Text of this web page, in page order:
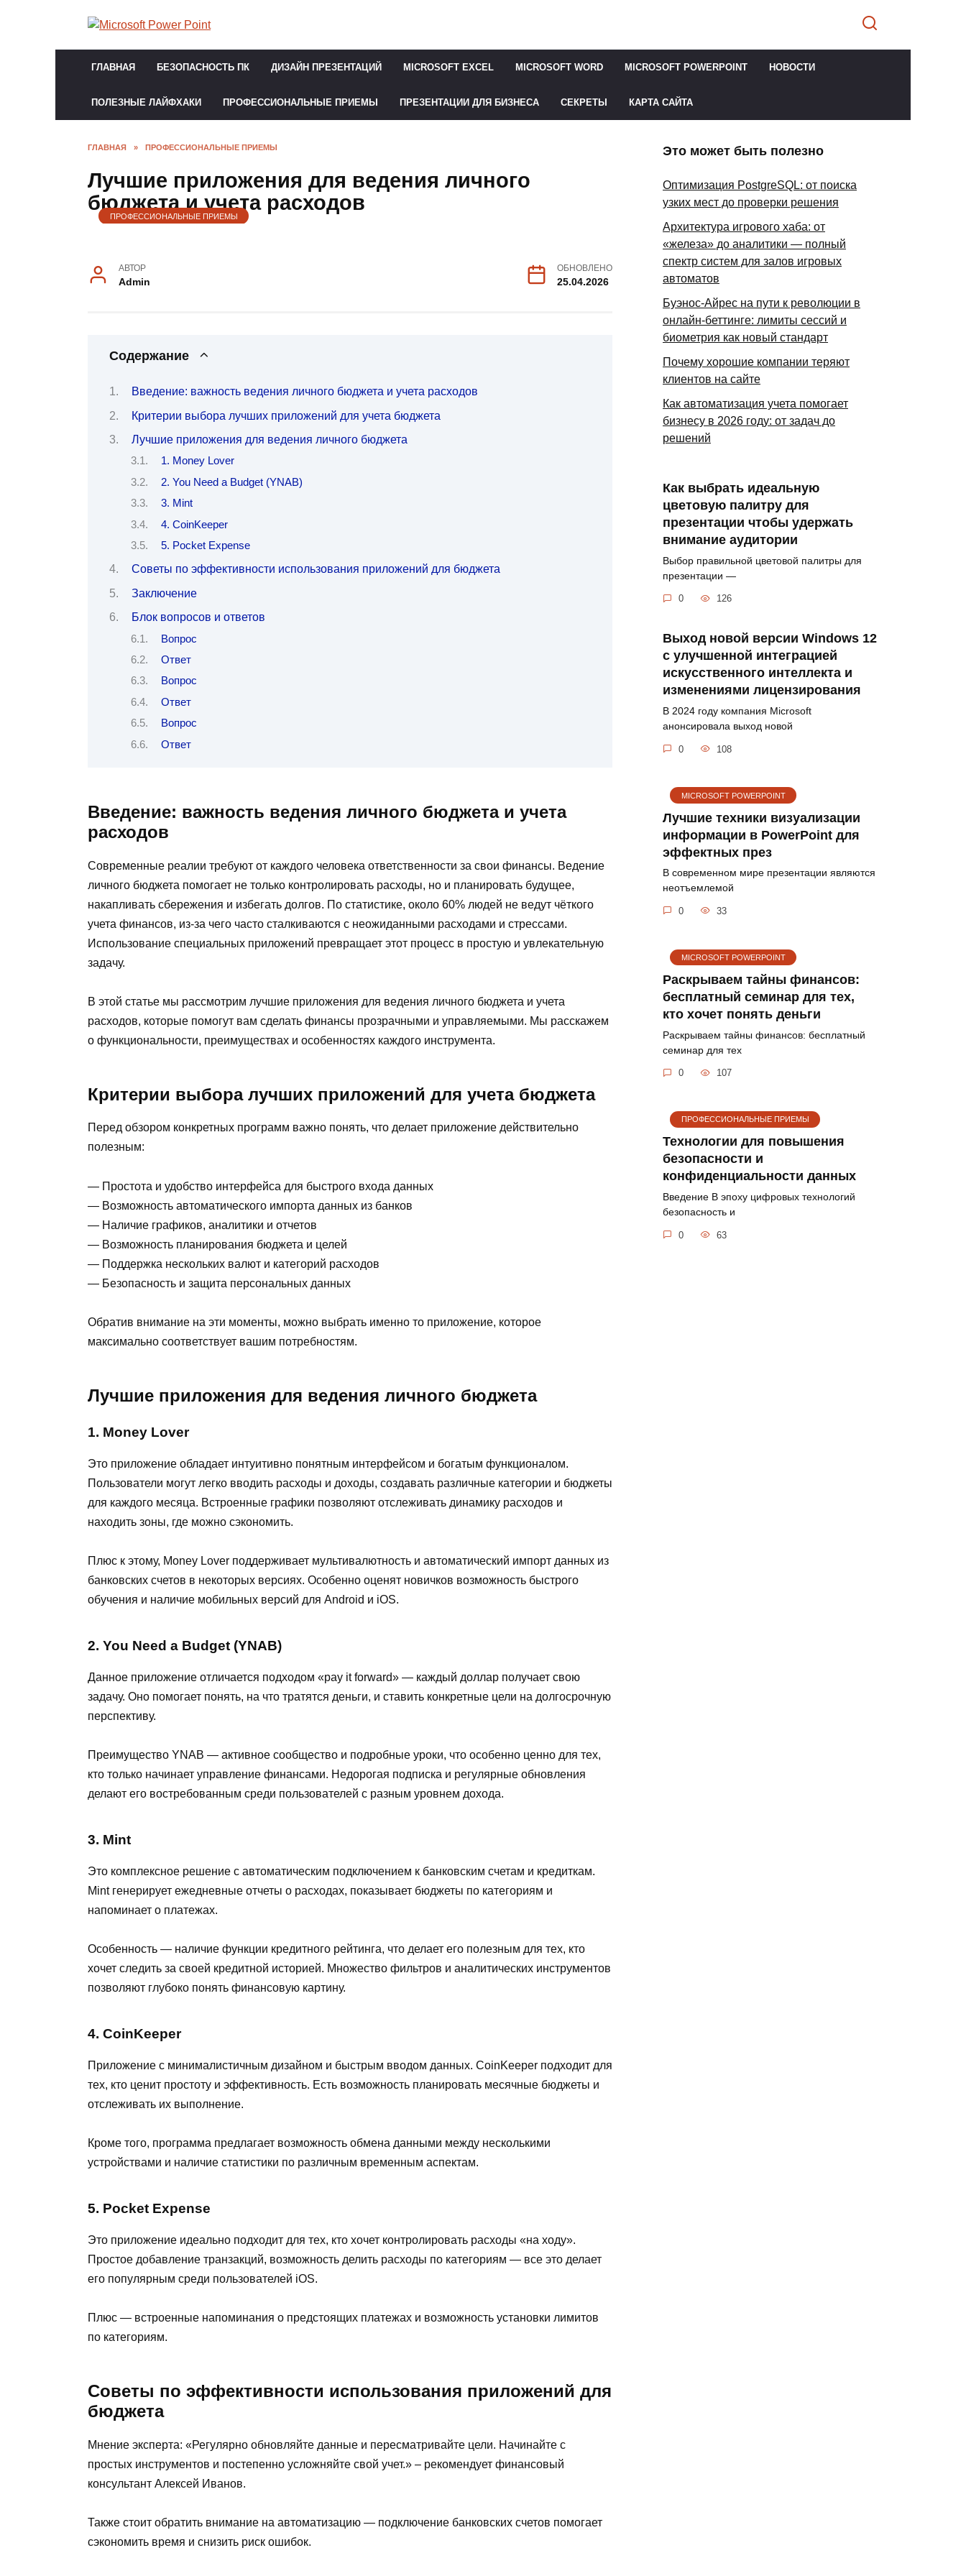
ГЛАВНАЯ БЕЗОПАСНОСТЬ ПК ДИЗАЙН ПРЕЗЕНТАЦИЙ MICROSOFT EXCEL MICROSOFT WORD MICROSOFT POWERPOINT НОВОСТИ
ПОЛЕЗНЫЕ ЛАЙФХАКИ ПРОФЕССИОНАЛЬНЫЕ ПРИЕМЫ ПРЕЗЕНТАЦИИ ДЛЯ БИЗНЕСА СЕКРЕТЫ КАРТА САЙТА
ГЛАВНАЯ » ПРОФЕССИОНАЛЬНЫЕ ПРИЕМЫ
Лучшие приложения для ведения личного
бюджета и учета расходов
ПРОФЕССИОНАЛЬНЫЕ ПРИЕМЫ
АВТОР
Admin
ОБНОВЛЕНО
25.04.2026
Содержание
Введение: важность ведения личного бюджета и учета расходов
Критерии выбора лучших приложений для учета бюджета
Лучшие приложения для ведения личного бюджета
1. Money Lover
2. You Need a Budget (YNAB)
3. Mint
4. CoinKeeper
5. Pocket Expense
Советы по эффективности использования приложений для бюджета
Заключение
Блок вопросов и ответов
Вопрос
Ответ
Вопрос
Ответ
Вопрос
Ответ
Введение: важность ведения личного бюджета и учета
расходов
Современные реалии требуют от каждого человека ответственности за свои финансы. Ведение
личного бюджета помогает не только контролировать расходы, но и планировать будущее,
накапливать сбережения и избегать долгов. По статистике, около 60% людей не ведут чёткого
учета финансов, из-за чего часто сталкиваются с неожиданными расходами и стрессами.
Использование специальных приложений превращает этот процесс в простую и увлекательную
задачу.
В этой статье мы рассмотрим лучшие приложения для ведения личного бюджета и учета
расходов, которые помогут вам сделать финансы прозрачными и управляемыми. Мы расскажем
о функциональности, преимуществах и особенностях каждого инструмента.
Критерии выбора лучших приложений для учета бюджета
Перед обзором конкретных программ важно понять, что делает приложение действительно
полезным:
— Простота и удобство интерфейса для быстрого входа данных
— Возможность автоматического импорта данных из банков
— Наличие графиков, аналитики и отчетов
— Возможность планирования бюджета и целей
— Поддержка нескольких валют и категорий расходов
— Безопасность и защита персональных данных
Обратив внимание на эти моменты, можно выбрать именно то приложение, которое
максимально соответствует вашим потребностям.
Лучшие приложения для ведения личного бюджета
1. Money Lover
Это приложение обладает интуитивно понятным интерфейсом и богатым функционалом.
Пользователи могут легко вводить расходы и доходы, создавать различные категории и бюджеты
для каждого месяца. Встроенные графики позволяют отслеживать динамику расходов и
находить зоны, где можно сэкономить.
Плюс к этому, Money Lover поддерживает мультивалютность и автоматический импорт данных из
банковских счетов в некоторых версиях. Особенно оценят новичков возможность быстрого
обучения и наличие мобильных версий для Android и iOS.
2. You Need a Budget (YNAB)
Данное приложение отличается подходом «pay it forward» — каждый доллар получает свою
задачу. Оно помогает понять, на что тратятся деньги, и ставить конкретные цели на долгосрочную
перспективу.
Преимущество YNAB — активное сообщество и подробные уроки, что особенно ценно для тех,
кто только начинает управление финансами. Недорогая подписка и регулярные обновления
делают его востребованным среди пользователей с разным уровнем дохода.
3. Mint
Это комплексное решение с автоматическим подключением к банковским счетам и кредиткам.
Mint генерирует ежедневные отчеты о расходах, показывает бюджеты по категориям и
напоминает о платежах.
Особенность — наличие функции кредитного рейтинга, что делает его полезным для тех, кто
хочет следить за своей кредитной историей. Множество фильтров и аналитических инструментов
позволяют глубоко понять финансовую картину.
4. CoinKeeper
Приложение с минималистичным дизайном и быстрым вводом данных. CoinKeeper подходит для
тех, кто ценит простоту и эффективность. Есть возможность планировать месячные бюджеты и
отслеживать их выполнение.
Кроме того, программа предлагает возможность обмена данными между несколькими
устройствами и наличие статистики по различным временным аспектам.
5. Pocket Expense
Это приложение идеально подходит для тех, кто хочет контролировать расходы «на ходу».
Простое добавление транзакций, возможность делить расходы по категориям — все это делает
его популярным среди пользователей iOS.
Плюс — встроенные напоминания о предстоящих платежах и возможность установки лимитов
по категориям.
Советы по эффективности использования приложений для
бюджета
Мнение эксперта: «Регулярно обновляйте данные и пересматривайте цели. Начинайте с
простых инструментов и постепенно усложняйте свой учет.» – рекомендует финансовый
консультант Алексей Иванов.
Также стоит обратить внимание на автоматизацию — подключение банковских счетов помогает
сэкономить время и снизить риск ошибок.
Это может быть полезно
Оптимизация PostgreSQL: от поиска
узких мест до проверки решения
Архитектура игрового хаба: от
«железа» до аналитики — полный
спектр систем для залов игровых
автоматов
Буэнос-Айрес на пути к революции в
онлайн-беттинге: лимиты сессий и
биометрия как новый стандарт
Почему хорошие компании теряют
клиентов на сайте
Как автоматизация учета помогает
бизнесу в 2026 году: от задач до
решений
Как выбрать идеальную
цветовую палитру для
презентации чтобы удержать
внимание аудитории
Выбор правильной цветовой палитры для
презентации —
0 126
Выход новой версии Windows 12
с улучшенной интеграцией
искусственного интеллекта и
изменениями лицензирования
В 2024 году компания Microsoft
анонсировала выход новой
0 108
MICROSOFT POWERPOINT
Лучшие техники визуализации
информации в PowerPoint для
эффектных през
В современном мире презентации являются
неотъемлемой
0 33
MICROSOFT POWERPOINT
Раскрываем тайны финансов:
бесплатный семинар для тех,
кто хочет понять деньги
Раскрываем тайны финансов: бесплатный
семинар для тех
0 107
ПРОФЕССИОНАЛЬНЫЕ ПРИЕМЫ
Технологии для повышения
безопасности и
конфиденциальности данных
Введение В эпоху цифровых технологий
безопасность и
0 63